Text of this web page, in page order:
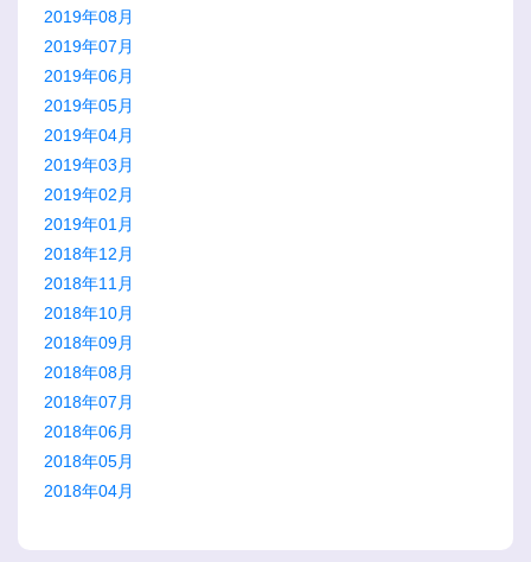
2019年08月
2019年07月
2019年06月
2019年05月
2019年04月
2019年03月
2019年02月
2019年01月
2018年12月
2018年11月
2018年10月
2018年09月
2018年08月
2018年07月
2018年06月
2018年05月
2018年04月